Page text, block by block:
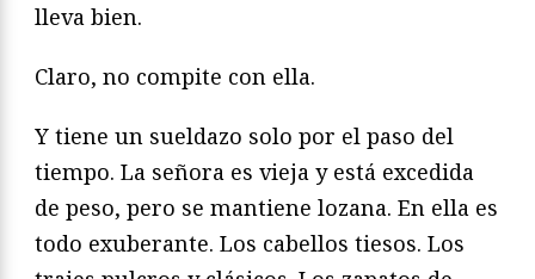
lleva bien.
Claro, no compite con ella.
Y tiene un sueldazo solo por el paso del
tiempo. La señora es vieja y está excedida
de peso, pero se mantiene lozana. En ella es
todo exuberante. Los cabellos tiesos. Los